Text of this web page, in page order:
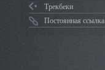
Трекбеки
Постоянная ссылка